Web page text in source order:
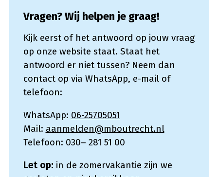
Vragen? Wij helpen je graag!
Kijk eerst of het antwoord op jouw vraag
op onze website staat. Staat het
antwoord er niet tussen? Neem dan
contact op via WhatsApp, e-mail of
telefoon:
WhatsApp: 06-25705051
Mail: aanmelden@mboutrecht.nl
Telefoon: 030– 281 51 00
Let op: in de zomervakantie zijn we